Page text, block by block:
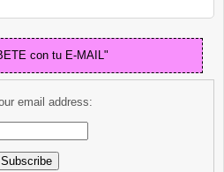
con tu E-MAIL"
email address: